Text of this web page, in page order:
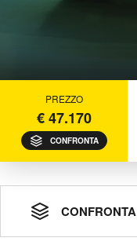
PREZZO
€ 47.170
CONFRONTA
CONFRONTA